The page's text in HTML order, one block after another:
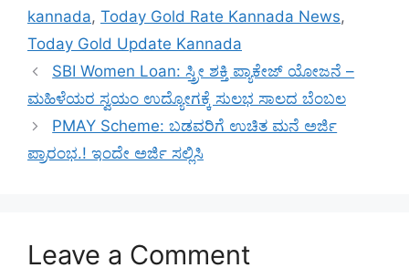
kannada, Today Gold Rate Kannada News,
Today Gold Update Kannada
SBI Women Loan: ಸ್ತ್ರೀ ಶಕ್ತಿ ಪ್ಯಾಕೇಜ್ ಯೋಜನೆ –
ಮಹಿಳೆಯರ ಸ್ವಯಂ ಉದ್ಯೋಗಕ್ಕೆ ಸುಲಭ ಸಾಲದ ಬೆಂಬಲ
PMAY Scheme: ಬಡವರಿಗೆ ಉಚಿತ ಮನೆ ಅರ್ಜಿ
ಪ್ರಾರಂಭ.! ಇಂದೇ ಅರ್ಜಿ ಸಲ್ಲಿಸಿ
Leave a Comment